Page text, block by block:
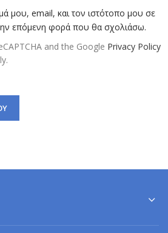
μου, email, και τον ιστότοπο μου σε
επόμενη φορά που θα σχολιάσω.
and the Google Privacy Policy